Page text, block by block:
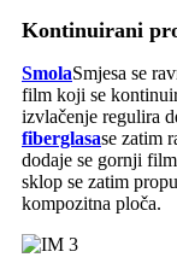
Kontinuirani
SmolaSmjesa se
film koji se
izvlačenje regulira
fiberglasase zatim
dodaje se gornji
sklop se zatim
kompozitna ploča.